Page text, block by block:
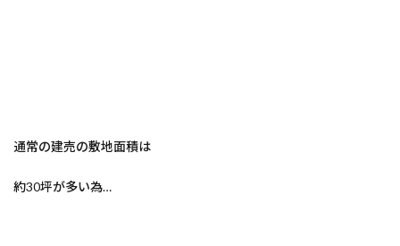
通常の建売の敷地面積は
約30坪が多い為…